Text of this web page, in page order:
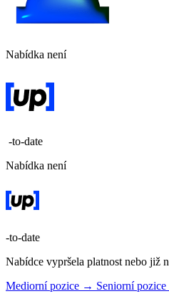
Nabídka není
-to-date
Nabídka není
-to-date
Nabídce vypršela platnost nebo již
Mediorní pozice → Seniorní